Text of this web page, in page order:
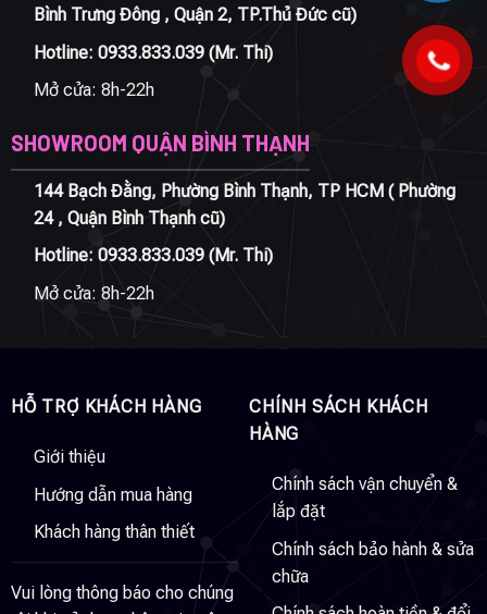
Bình Trưng Đông , Quận 2, TP.Thủ Đức cũ)
Hotline: 0933.833.039(Mr. Thi)
Mở cửa: 8h-22h
SHOWROOM QUẬN BÌNH THẠNH
144 Bạch Đằng, Phường Bình Thạnh, TP HCM ( Phường
24 , Quận Bình Thạnh cũ)
Hotline: 0933.833.039(Mr. Thi)
Mở cửa: 8h-22h
HỖ TRỢ KHÁCH HÀNG
Giới thiệu
Hướng dẫn mua hàng
Khách hàng thân thiết
Vui lòng thông báo cho chúng
CHÍNH SÁCH KHÁCH
HÀNG
Chính sách vận chuyển &
lắp đặt
Chính sách bảo hành & sửa
chữa